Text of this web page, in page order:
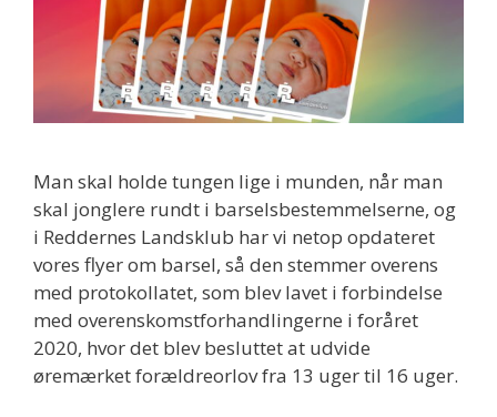
Man skal holde tungen lige i munden, når man
skal jonglere rundt i barselsbestemmelserne, og
i Reddernes Landsklub har vi netop opdateret
vores flyer om barsel, så den stemmer overens
med protokollatet, som blev lavet i forbindelse
med overenskomstforhandlingerne i foråret
2020, hvor det blev besluttet at udvide
øremærket forældreorlov fra 13 uger til 16 uger.